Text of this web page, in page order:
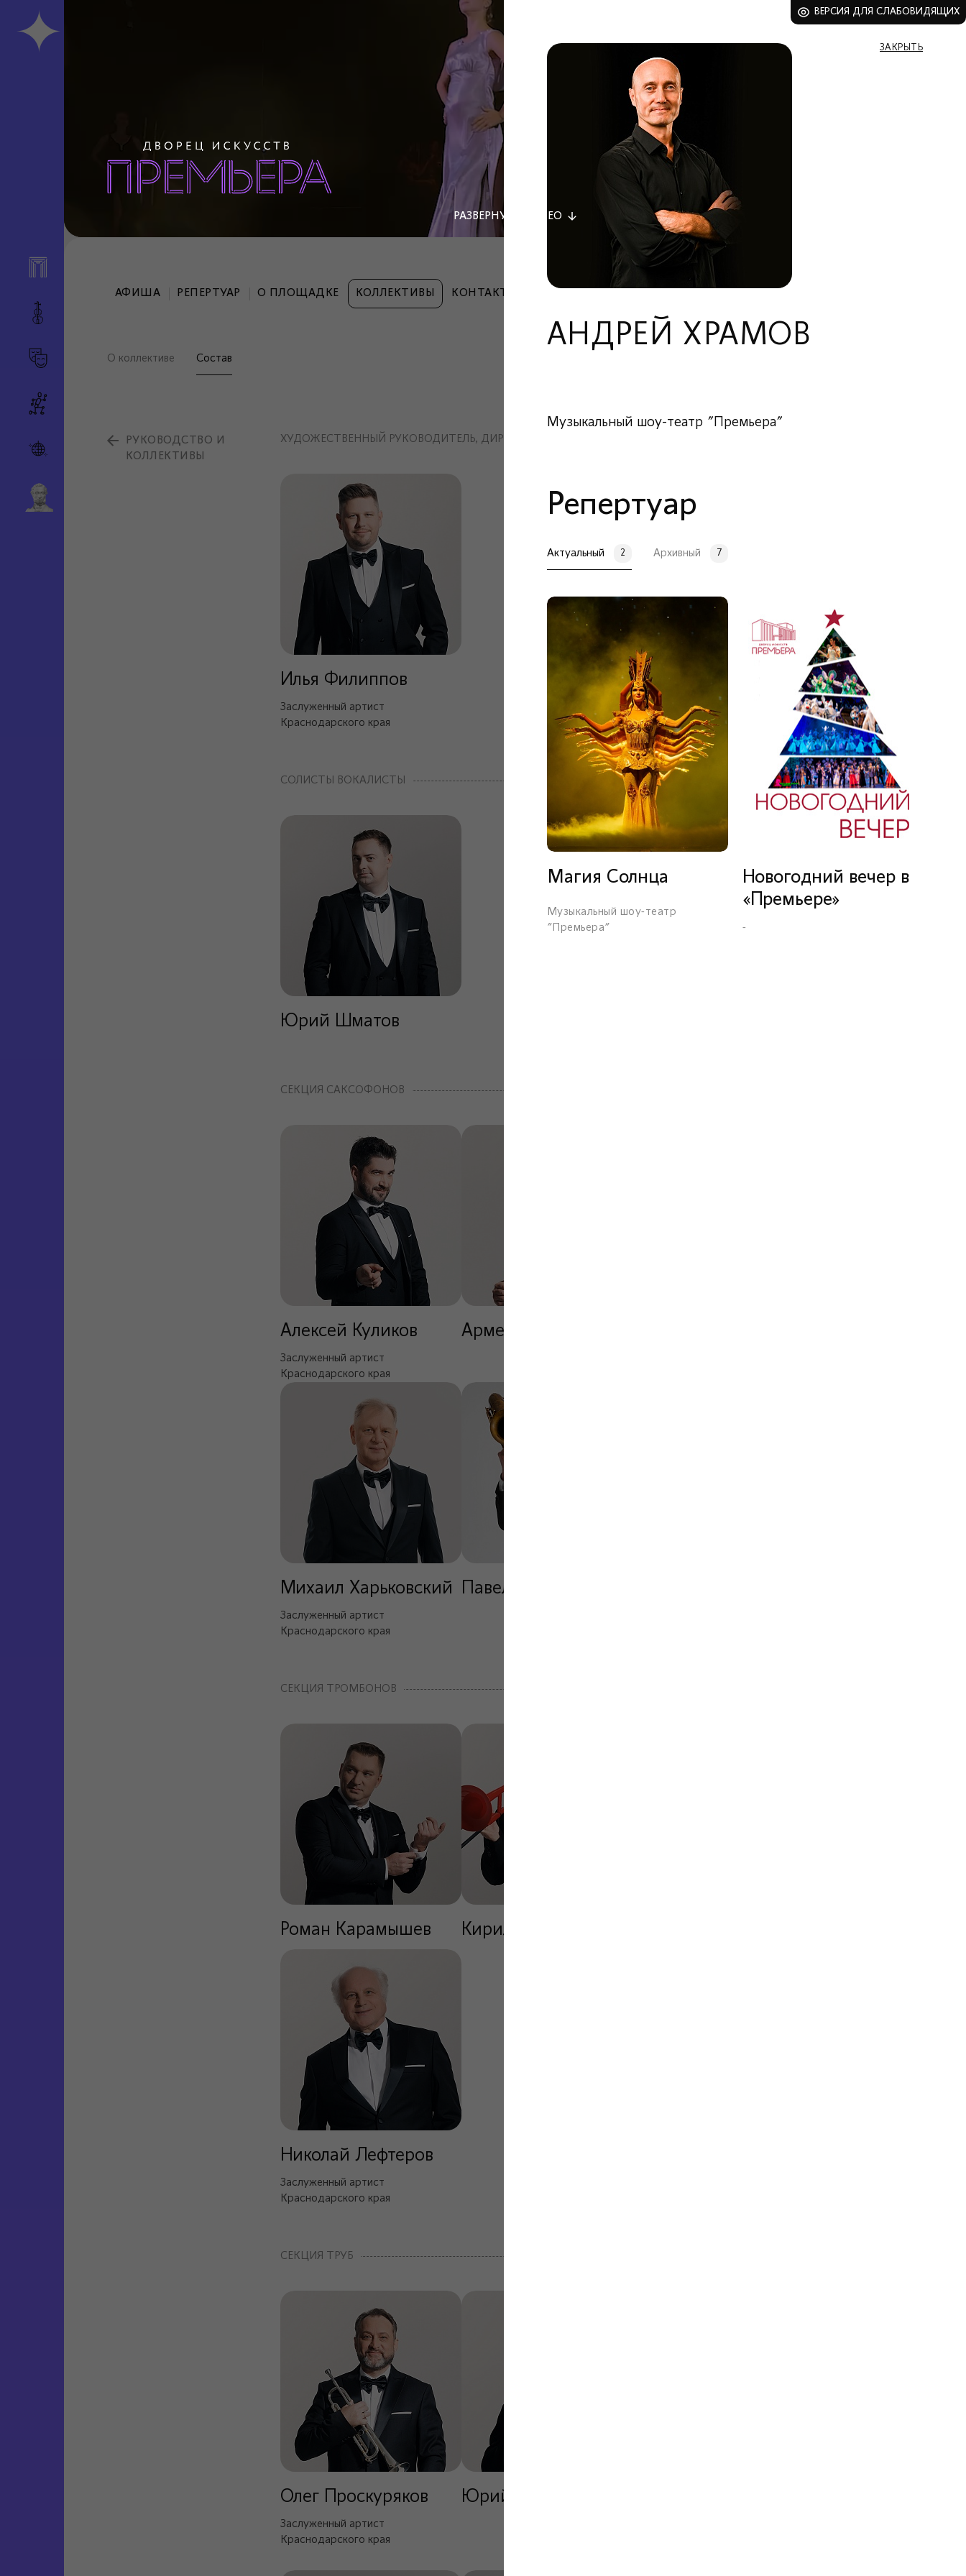
ВЕРСИЯ ДЛЯ СЛАБОВИДЯЩИХ
РАЗВЕРНУТЬ ВИДЕО
АФИША РЕПЕРТУАР О ПЛОЩАДКЕ КОЛЛЕКТИВЫ КОНТАКТЫ
О коллективе Состав
РУКОВОДСТВО И
КОЛЛЕКТИВЫ
ХУДОЖЕСТВЕННЫЙ РУКОВОДИТЕЛЬ, ДИРИЖЁР И ПИАНИСТ
Илья Филиппов
Заслуженный артист
Краснодарского края
СОЛИСТЫ ВОКАЛИСТЫ
Юрий Шматов
СЕКЦИЯ САКСОФОНОВ
Алексей Куликов
Заслуженный артист
Краснодарского края
Армен Амбарцумян
Михаил Харьковский
Заслуженный артист
Краснодарского края
Павел Капранов
СЕКЦИЯ ТРОМБОНОВ
Роман Карамышев Кирилл Струц
Николай Лефтеров
Заслуженный артист
Краснодарского края
СЕКЦИЯ ТРУБ
Олег Проскуряков
Заслуженный артист
Краснодарского края
Юрий Сабитов
ЗАКРЫТЬ
АНДРЕЙ ХРАМОВ
Музыкальный шоу-театр "Премьера"
Репертуар
Актуальный 2 Архивный 7
Магия Солнца
Музыкальный шоу-театр
"Премьера"
Новогодний вечер в
«Премьере»
-